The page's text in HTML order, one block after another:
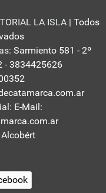
LA ISLA | Todos
Sarmiento 581 - 2º
- 3834425626
E-Mail: